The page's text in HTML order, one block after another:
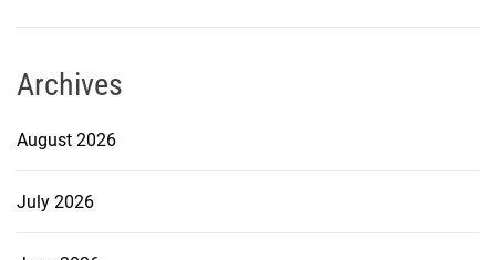
Archives
August 2026
July 2026